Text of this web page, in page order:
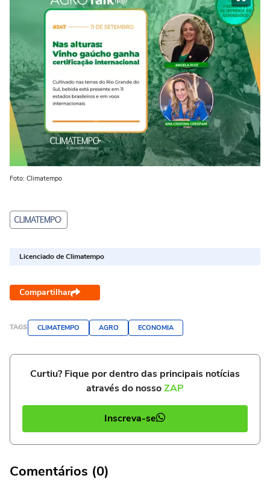
Foto: Climatempo
Licenciado de Climatempo
Compartilhar
TAGS CLIMATEMPO AGRO ECONOMIA
Curtiu? Fique por dentro das principais notícias
através do nossoZAP
Inscreva-se
Comentários (0)